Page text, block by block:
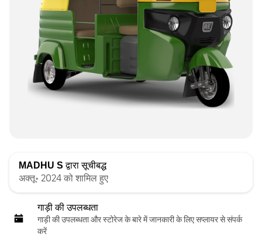
MADHU S द्वारा सूचीबद्ध
अक्तू॰ 2024 को शामिल हुए
गाड़ी की उपलब्धता
गाड़ी की उपलब्धता और स्‍टोरेज के बारे में जानकारी के लिए सप्लायर से संपर्क
करें